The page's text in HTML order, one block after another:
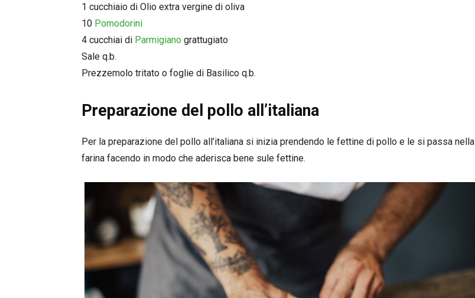
1 cucchiaio di Olio extra vergine di oliva
10 Pomodorini
4 cucchiai di Parmigiano grattugiato
Sale q.b.
Prezzemolo tritato o foglie di Basilico q.b.
Preparazione del pollo all’italiana
Per la preparazione del pollo all’italiana si inizia prendendo le fettine di pollo e le si passa nella
farina facendo in modo che aderisca bene sule fettine.